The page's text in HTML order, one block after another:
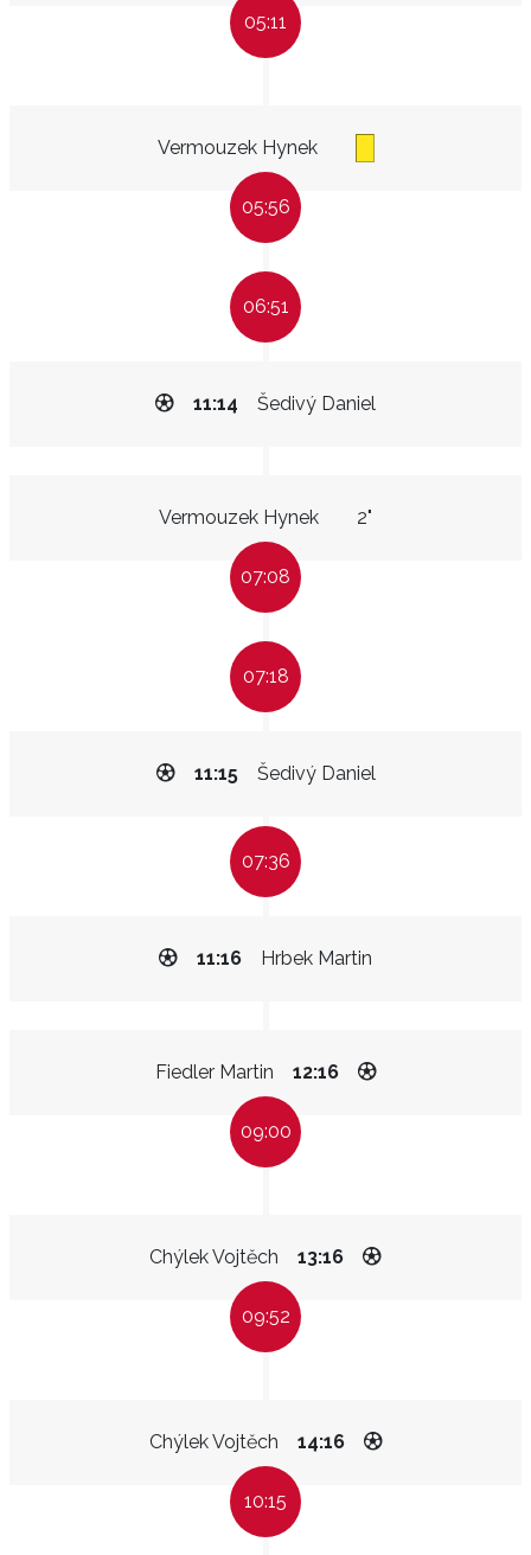
05:11
Vermouzek Hynek
05:56
06:51
Šedivý Daniel
11:14
Vermouzek Hynek 2"
07:08
07:18
Šedivý Daniel
11:15
07:36
Hrbek Martin
11:16
Fiedler Martin 12:16
09:00
Chýlek Vojtěch 13:16
09:52
Chýlek Vojtěch 14:16
10:15